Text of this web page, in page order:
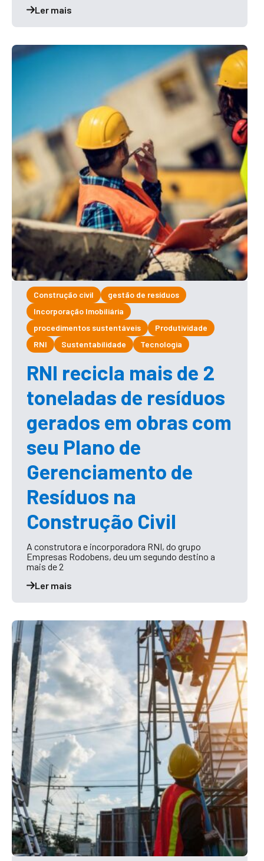
Ler mais
Construção civil
gestão de resíduos
Incorporação Imobiliária
procedimentos sustentáveis
Produtividade
RNI
Sustentabilidade Tecnologia
RNI recicla mais de 2
toneladas de resíduos
gerados em obras com
seu Plano de
Gerenciamento de
Resíduos na
Construção Civil
A construtora e incorporadora RNI, do grupo
Empresas Rodobens, deu um segundo destino a
mais de 2
Ler mais